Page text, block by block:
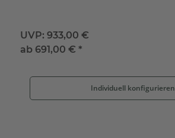
UVP: 933,00 €
ab 691,00 € *
Individuell konfigurieren